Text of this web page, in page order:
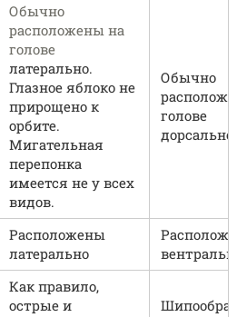
Обычно
расположены на
голове
латерально.
Глазное яблоко не
прирощено к
орбите.
Мигательная
перепонка
имеется не у всех
видов.
Обычно
голове
дорсально
Расположены
латерально
вентрально
Как правило,
острые и